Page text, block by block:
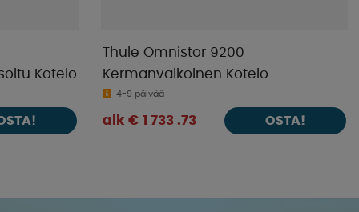
Kotelo
Thule Omnistor 9200
Kermanvalkoinen Kotelo
4-9 päivää
alk € 1 733 .73 OSTA!